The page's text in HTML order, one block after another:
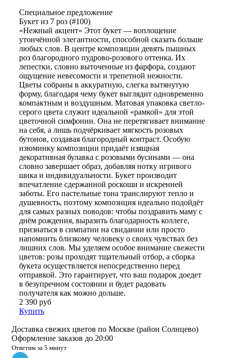
Специальное предложение
Букет из 7 роз (#100)
«Нежный акцент» Этот букет — воплощение
утончённой элегантности, способной сказать больше
любых слов. В центре композиции девять пышных
роз благородного пудрово-розового оттенка. Их
лепестки, словно выточенные из фарфора, создают
ощущение невесомости и трепетной нежности.
Цветы собраны в аккуратную, слегка вытянутую
форму, благодаря чему букет выглядит одновременно
компактным и воздушным. Матовая упаковка светло-
серого цвета служит идеальной «рамкой» для этой
цветочной симфонии. Она не перетягивает внимание
на себя, а лишь подчёркивает мягкость розовых
бутонов, создавая благородный контраст. Особую
изюминку композиции придаёт изящная
декоративная булавка с розовыми бусинами — она
словно завершает образ, добавляя нотку игривого
шика и индивидуальности. Букет производит
впечатление сдержанной роскоши и искренней
заботы. Его пастельные тона транслируют тепло и
душевность, поэтому композиция идеально подойдёт
для самых разных поводов: чтобы поздравить маму с
днём рождения, выразить благодарность коллеге,
признаться в симпатии на свидании или просто
напомнить близкому человеку о своих чувствах без
лишних слов. Мы уделяем особое внимание свежести
цветов: розы проходят тщательный отбор, а сборка
букета осуществляется непосредственно перед
отправкой. Это гарантирует, что ваш подарок доедет
в безупречном состоянии и будет радовать
получателя как можно дольше.
2 390 руб
Купить
Доставка свежих цветов по Москве (район Солнцево)
Оформление заказов до 20:00
Ответим за 5 минут